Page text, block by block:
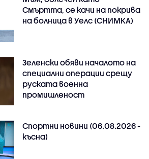
Смъртта, се качи на покрива
на болница в Уелс (СНИМКА)
Зеленски обяви началото на
специални операции срещу
руската военна
промишленост
Спортни новини (06.08.2026 -
късна)